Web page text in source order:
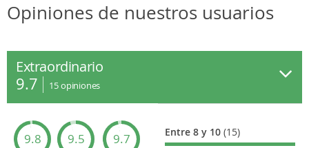
Opiniones de nuestros usuarios
Extraordinario
9.7 15opiniones
9.8 9.5 9.7 Entre 8 y 10(15)